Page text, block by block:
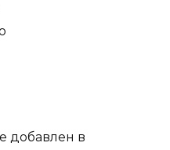
добавлен в